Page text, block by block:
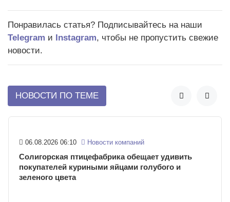
Понравилась статья? Подписывайтесь на наши
Telegram и Instagram, чтобы не пропустить свежие
новости.
НОВОСТИ ПО ТЕМЕ  
06.08.2026 06:10 Новости компаний
Солигорская птицефабрика обещает удивить
покупателей куриными яйцами голубого и
зеленого цвета